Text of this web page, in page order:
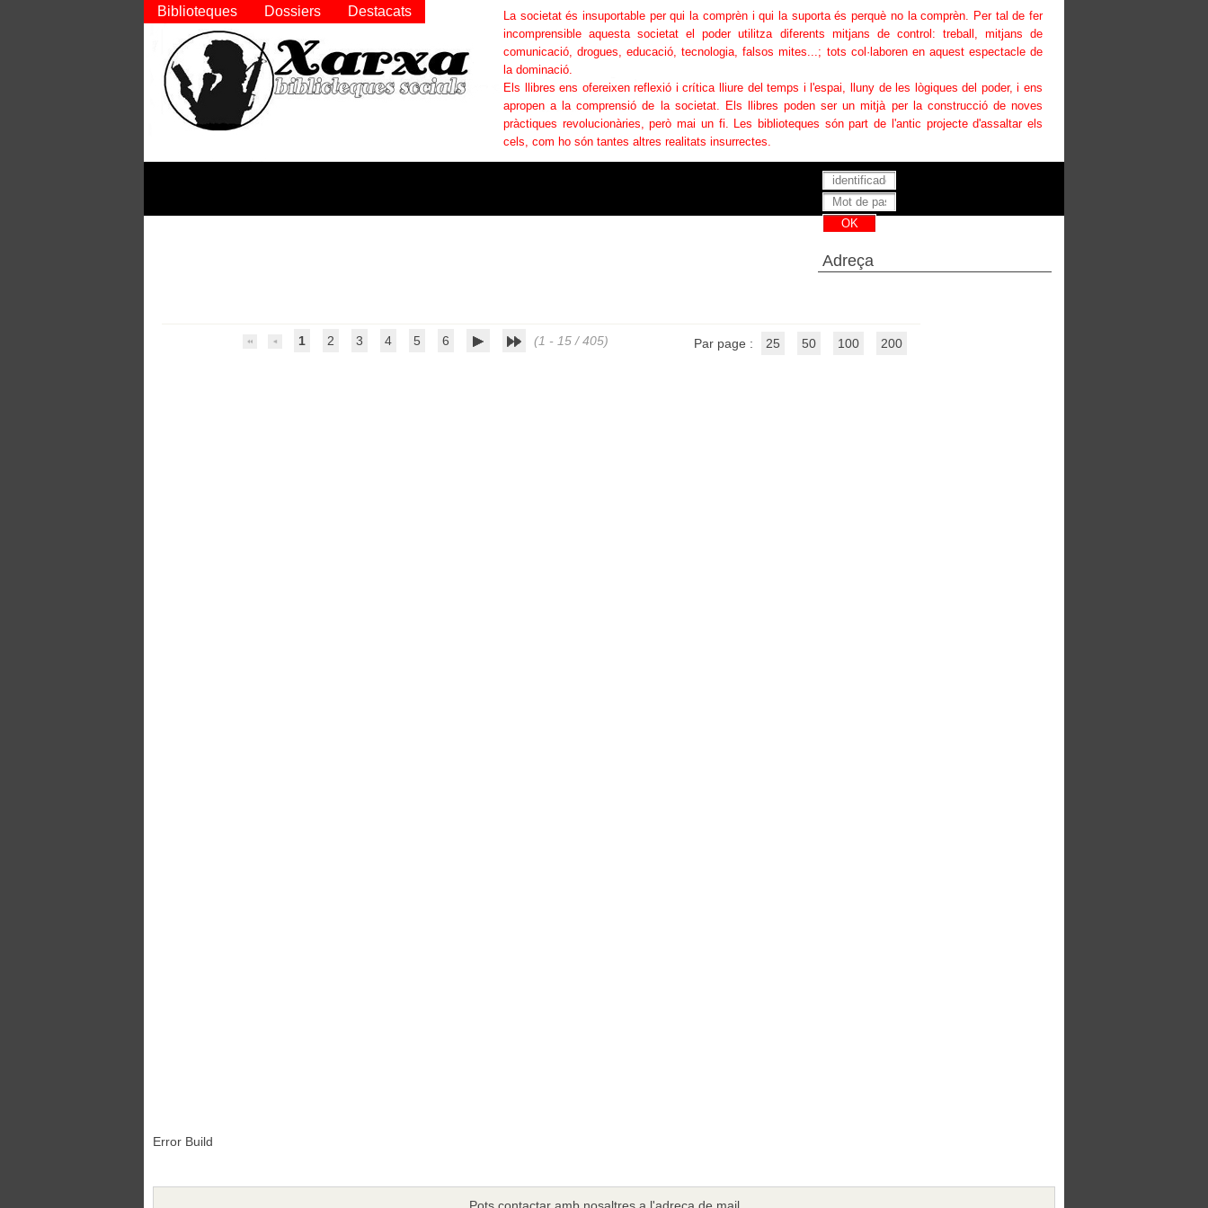
1 2 3 4 5 6 (1 - 15 / 405) Par page : 25 50 100 200
Error Build
La societat és insuportable per qui la comprèn i qui la suporta és perquè no la comprèn. Per tal de fer
incomprensible aquesta societat el poder utilitza diferents mitjans de control: treball, mitjans de
comunicació, drogues, educació, tecnologia, falsos mites...; tots col·laboren en aquest espectacle de
la dominació.
Els llibres ens ofereixen reflexió i crítica lliure del temps i l'espai, lluny de les lògiques del poder, i ens
apropen a la comprensió de la societat. Els llibres poden ser un mitjà per la construcció de noves
pràctiques revolucionàries, però mai un fi. Les biblioteques són part de l'antic projecte d'assaltar els
cels, com ho són tantes altres realitats insurrectes.
Biblioteques Dossiers Destacats
Adreça